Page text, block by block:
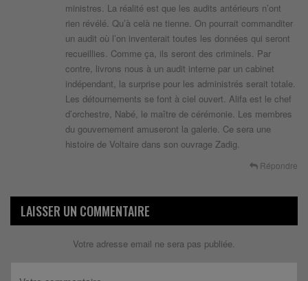
ministres. La réalité est que les audits antérieurs n’ont
rien révélé. Qu’à celà ne tienne. On pourrait commanditer
un audit où l’on inventerait toutes les données qui seront
recueillies. Comme ça, ils seront des criminels. Par
contre, livrons nous à un audit interne par un cabinet
indépendant, la surprise pour les administrés serait totale.
Les détournements se font à ciel ouvert. Alifa est le chef
d’orchestre, Nabé, le maître de cérémonie. Les membres
du gouvernement amuseront la galerie. Ce sera une
histoire de Voltaire dans son ouvrage Zadig.
Répondre
LAISSER UN COMMENTAIRE
Votre adresse email ne sera pas publiée.